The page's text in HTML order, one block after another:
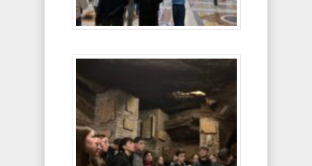
Jean XXIII